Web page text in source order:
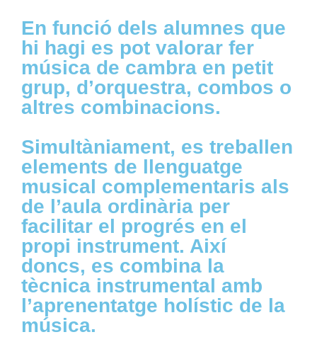
En funció dels alumnes que
hi hagi es pot valorar fer
música de cambra en petit
grup, d’orquestra, combos o
altres combinacions.
Simultàniament, es treballen
elements de llenguatge
musical complementaris als
de l’aula ordinària per
facilitar el progrés en el
propi instrument. Així
doncs, es combina la
tècnica instrumental amb
l’aprenentatge holístic de la
música.